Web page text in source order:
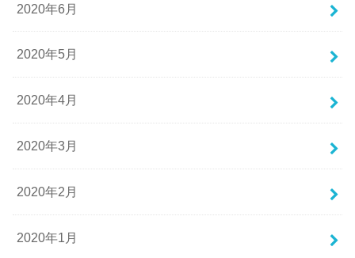
2020年6月
2020年5月
2020年4月
2020年3月
2020年2月
2020年1月